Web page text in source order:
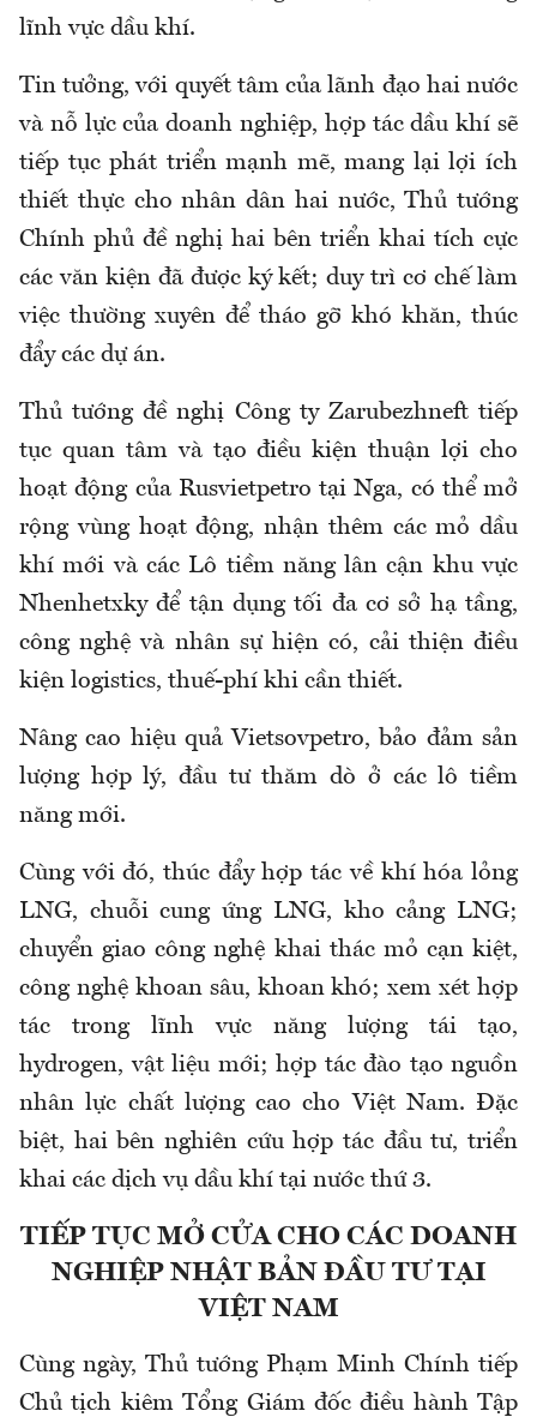
lĩnh vực dầu khí.
Tin tưởng, với quyết tâm của lãnh đạo hai nước
và nỗ lực của doanh nghiệp, hợp tác dầu khí sẽ
tiếp tục phát triển mạnh mẽ, mang lại lợi ích
thiết thực cho nhân dân hai nước, Thủ tướng
Chính phủ đề nghị hai bên triển khai tích cực
các văn kiện đã được ký kết; duy trì cơ chế làm
việc thường xuyên để tháo gỡ khó khăn, thúc
đẩy các dự án.
Thủ tướng đề nghị Công ty Zarubezhneft tiếp
tục quan tâm và tạo điều kiện thuận lợi cho
hoạt động của Rusvietpetro tại Nga, có thể mở
rộng vùng hoạt động, nhận thêm các mỏ dầu
khí mới và các Lô tiềm năng lân cận khu vực
Nhenhetxky để tận dụng tối đa cơ sở hạ tầng,
công nghệ và nhân sự hiện có, cải thiện điều
kiện logistics, thuế-phí khi cần thiết.
Nâng cao hiệu quả Vietsovpetro, bảo đảm sản
lượng hợp lý, đầu tư thăm dò ở các lô tiềm
năng mới.
Cùng với đó, thúc đẩy hợp tác về khí hóa lỏng
LNG, chuỗi cung ứng LNG, kho cảng LNG;
chuyển giao công nghệ khai thác mỏ cạn kiệt,
công nghệ khoan sâu, khoan khó; xem xét hợp
tác trong lĩnh vực năng lượng tái tạo,
hydrogen, vật liệu mới; hợp tác đào tạo nguồn
nhân lực chất lượng cao cho Việt Nam. Đặc
biệt, hai bên nghiên cứu hợp tác đầu tư, triển
khai các dịch vụ dầu khí tại nước thứ 3.
TIẾP TỤC MỞ CỬA CHO CÁC DOANH
NGHIỆP NHẬT BẢN ĐẦU TƯ TẠI
VIỆT NAM
Cùng ngày, Thủ tướng Phạm Minh Chính tiếp
Chủ tịch kiêm Tổng Giám đốc điều hành Tập